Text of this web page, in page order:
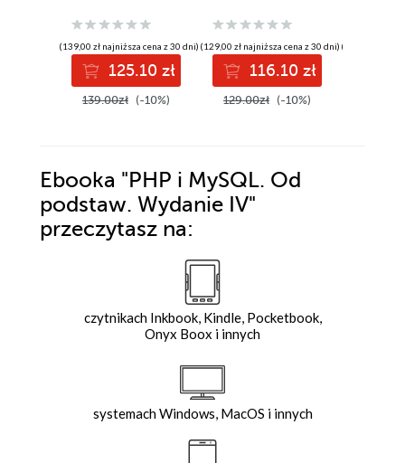
Guide. Gain Azure
DevOps expertise,
pass the AZ-400
with confidence,
and boost your
cloud career
(139,00 zł najniższa cena z 30 dni)
125.10 zł
139.00zł (-10%)
resilient career
(129,00 zł najniższa cena z 30 dni)
116.10 zł
129.00zł (-10%)
(149,00 zł
Ebooka "PHP i MySQL. Od
podstaw. Wydanie IV"
przeczytasz na:
czytnikach Inkbook, Kindle, Pocketbook,
Onyx Boox i innych
systemach Windows, MacOS i innych